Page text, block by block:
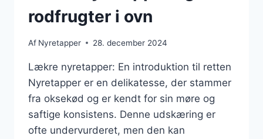
rodfrugter i ovn
Af Nyretapper 28. december 2024
Lækre nyretapper: En introduktion til retten
Nyretapper er en delikatesse, der stammer
fra oksekød og er kendt for sin møre og
saftige konsistens. Denne udskæring er
ofte undervurderet, men den kan